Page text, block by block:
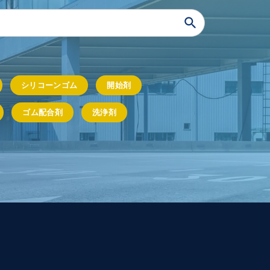
シリコーンゴム 開始剤
ゴム配合剤 洗浄剤